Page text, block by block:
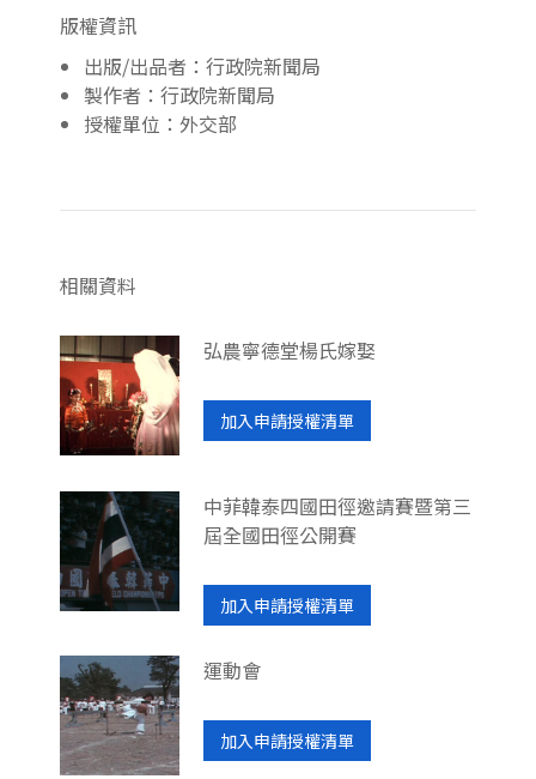
版權資訊
出版/出品者：行政院新聞局
製作者：行政院新聞局
授權單位：外交部
相關資料
弘農寧德堂楊氏嫁娶
加入申請授權清單
中菲韓泰四國田徑邀請賽暨第三
屆全國田徑公開賽
加入申請授權清單
運動會
加入申請授權清單